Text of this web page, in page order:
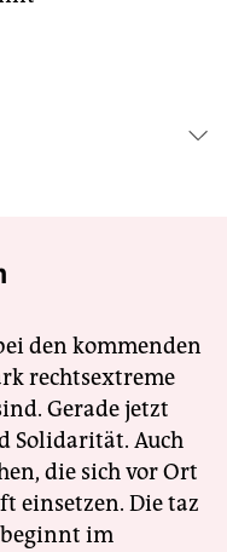
den kommenden
rechtsextreme
Gerade jetzt
Solidarität. Auch
die sich vor Ort
einsetzen. Die taz
im